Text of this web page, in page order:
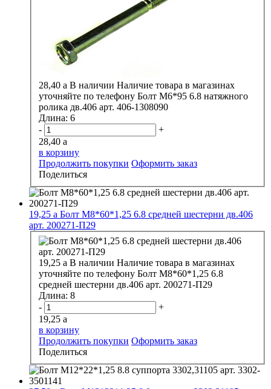
28,40 a В наличии Наличие товара в магазинах
уточняйте по телефону Болт М6*95 6.8 натяжного
ролика дв.406 арт. 406-1308090
Длина: 6
-
+
28,40 a
в корзину
Продолжить покупки Оформить заказ
Поделиться
19,25 a Болт М8*60*1,25 6.8 средней шестерни дв.406
арт. 200271-П29
19,25 a В наличии Наличие товара в магазинах
уточняйте по телефону Болт М8*60*1,25 6.8
средней шестерни дв.406 арт. 200271-П29
Длина: 8
-
+
19,25 a
в корзину
Продолжить покупки Оформить заказ
Поделиться